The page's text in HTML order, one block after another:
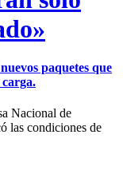
paquetes que
Nacional de
las condiciones de